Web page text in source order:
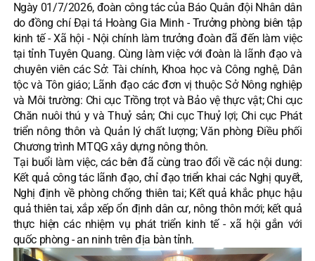
Ngày 01/7/2026, đoàn công tác của Báo Quân đội Nhân dân
do đồng chí Đại tá Hoàng Gia Minh - Trưởng phòng biên tập
kinh tế - Xã hội - Nội chính làm trưởng đoàn đã đến làm việc
tại tỉnh Tuyên Quang. Cùng làm việc với đoàn là lãnh đạo và
chuyên viên các Sở: Tài chính, Khoa học và Công nghệ, Dân
tộc và Tôn giáo; Lãnh đạo các đơn vị thuộc Sở Nông nghiệp
và Môi trường: Chi cục Trồng trọt và Bảo vệ thực vật; Chi cục
Chăn nuôi thú y và Thuỷ sản; Chi cục Thuỷ lợi; Chi cục Phát
triển nông thôn và Quản lý chất lượng; Văn phòng Điều phối
Chương trình MTQG xây dựng nông thôn.
Tại buổi làm việc, các bên đã cùng trao đổi về các nội dung:
Kết quả công tác lãnh đạo, chỉ đạo triển khai các Nghị quyết,
Nghị định về phòng chống thiên tai; Kết quả khắc phục hậu
quả thiên tai, xắp xếp ổn định dân cư, nông thôn mới; kết quả
thực hiện các nhiệm vụ phát triển kinh tế - xã hội gắn với
quốc phòng - an ninh trên địa bàn tỉnh.